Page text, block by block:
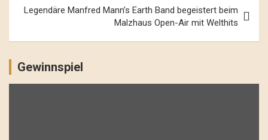
Legendäre Manfred Mann’s Earth Band begeistert beim
Malzhaus Open-Air mit Welthits
Gewinnspiel